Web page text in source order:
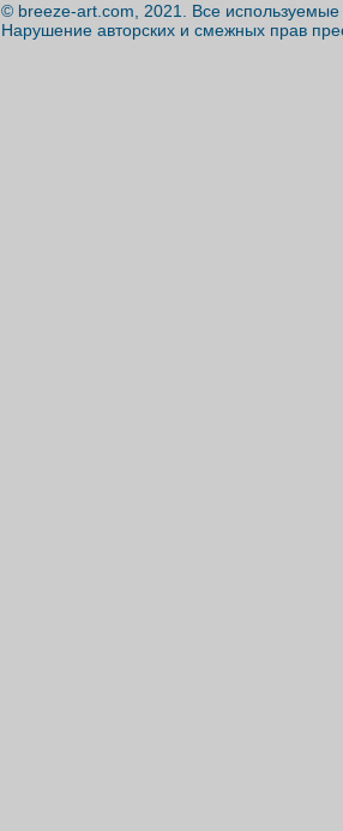
© breeze-art.com, 2021. Все
Нарушение авторских и смежных прав